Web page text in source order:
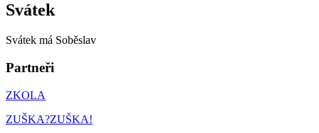
Svátek
Svátek má Soběslav
Partneři
ZKOLA
ZUŠKA?ZUŠKA!